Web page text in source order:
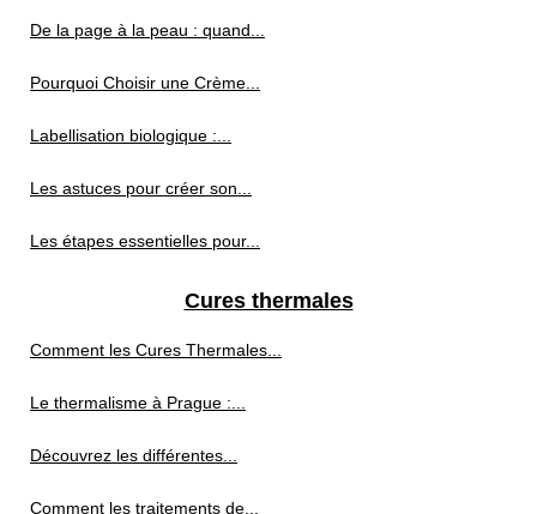
De la page à la peau : quand...
Pourquoi Choisir une Crème...
Labellisation biologique :...
Les astuces pour créer son...
Les étapes essentielles pour...
Cures thermales
Comment les Cures Thermales...
Le thermalisme à Prague :...
Découvrez les différentes...
Comment les traitements de...